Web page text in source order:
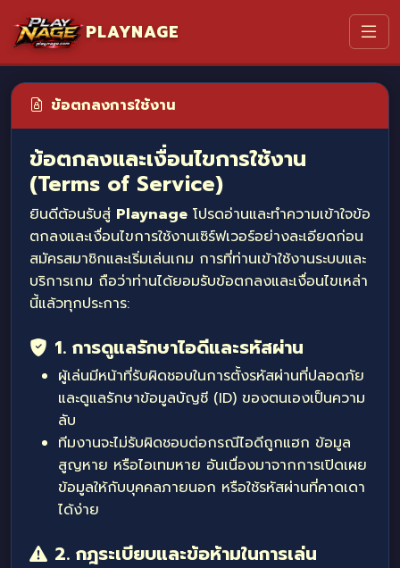
PLAYNAGE
ข้อตกลงการใช้งาน
ข้อตกลงและเงื่อนไขการใช้งาน
(Terms of Service)
ยินดีต้อนรับสู่ Playnage โปรดอ่านและทำความเข้าใจข้อ
ตกลงและเงื่อนไขการใช้งานเซิร์ฟเวอร์อย่างละเอียดก่อน
สมัครสมาชิกและเริ่มเล่นเกม การที่ท่านเข้าใช้งานระบบและ
บริการเกม ถือว่าท่านได้ยอมรับข้อตกลงและเงื่อนไขเหล่า
นี้แล้วทุกประการ:
1. การดูแลรักษาไอดีและรหัสผ่าน
ผู้เล่นมีหน้าที่รับผิดชอบในการตั้งรหัสผ่านที่ปลอดภัย
และดูแลรักษาข้อมูลบัญชี (ID) ของตนเองเป็นความ
ลับ
ทีมงานจะไม่รับผิดชอบต่อกรณีไอดีถูกแฮก ข้อมูล
สูญหาย หรือไอเทมหาย อันเนื่องมาจากการเปิดเผย
ข้อมูลให้กับบุคคลภายนอก หรือใช้รหัสผ่านที่คาดเดา
ได้ง่าย
2. กฎระเบียบและข้อห้ามในการเล่น